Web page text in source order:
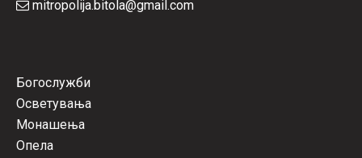
mitropolija.bitola@gmail.com
Богослужби
Осветувања
Монашења
Опела